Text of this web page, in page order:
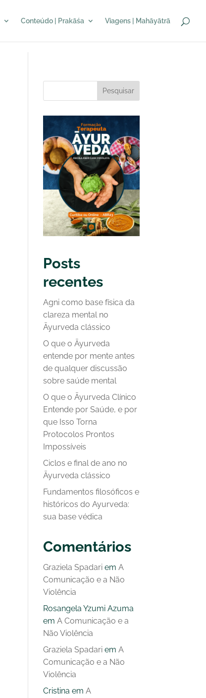
Conteúdo | Prakāśa Viagens | Mahāyātrā
Pesquisar
Posts
recentes
Agni como base física da
clareza mental no
Āyurveda clássico
O que o Āyurveda
entende por mente antes
de qualquer discussão
sobre saúde mental
O que o Āyurveda Clínico
Entende por Saúde, e por
que Isso Torna
Protocolos Prontos
Impossíveis
Ciclos e final de ano no
Āyurveda clássico
Fundamentos filosóficos e
históricos do Ayurveda:
sua base védica
Comentários
Graziela Spadari emA
Comunicação e a Não
Violência
Rosangela Yzumi Azuma
emA Comunicação e a
Não Violência
Graziela Spadari emA
Comunicação e a Não
Violência
Cristina emA